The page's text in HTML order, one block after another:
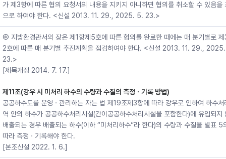
가 제3항에 따른 협의 요청서의 내용을 지키지 아니하면 협의를 취소할 수 있음을
으로 하여야 한다. <신설 2013. 11. 29., 2025. 5. 23.>
⑧ 지방환경관서의 장은 제1항제5호에 따른 협의를 완료한 때에는 매 분기별로
2호에 따른 매 분기별 추진계획을 점검하여야 한다. <신설 2013. 11. 29.,
23.>
[제목개정 2014. 7. 17.]
제11조(강우 시 미처리 하수의 수량과 수질의 측정ㆍ기록 방법)
공공하수도를 운영ㆍ관리하는 자는 법 제19조제3항에 따라 강우로 인하여 하수처
역 안의 하수가 공공하수처리시설(간이공공하수처리시설을 포함한다)에 유입되지
배출되는 경우 배출되는 하수(이하 “미처리하수”라 한다)의 수량과 수질을 별표 5
따라 측정ㆍ기록해야 한다.
[본조신설 2022. 1. 6.]